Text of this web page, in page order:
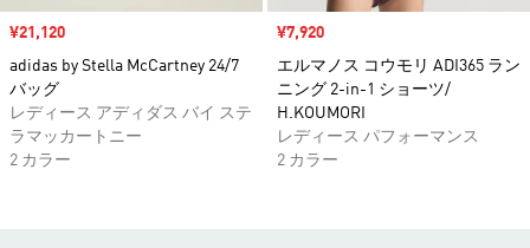
セール価格
¥21,120
adidas by Stella McCartney 24/7
バッグ
レディース アディダス バイ ステ
ラマッカートニー
2 カラー
セール価格
¥7,920
エルマノス コウモリ ADI365 ラン
ニング 2-in-1 ショーツ/
H.KOUMORI
レディース パフォーマンス
2 カラー